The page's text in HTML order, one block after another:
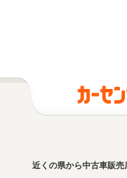
近くの県から中古車販売